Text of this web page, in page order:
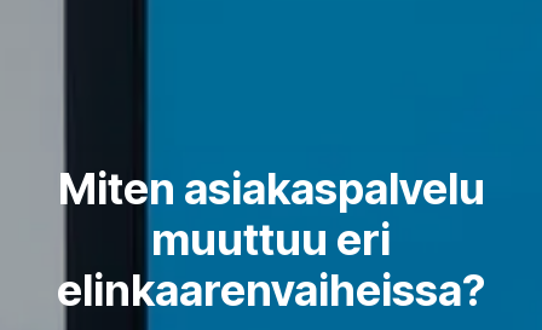
Miten asiakaspalvelu
muuttuu eri
elinkaarenvaiheissa?